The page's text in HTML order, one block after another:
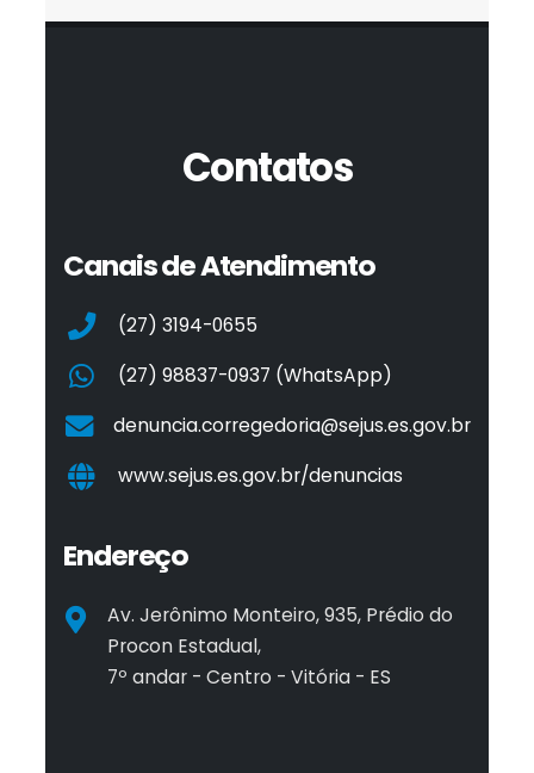
Contatos
Canais de Atendimento
(27) 3194-0655
(27) 98837-0937 (WhatsApp)
denuncia.corregedoria@sejus.es.gov.br
www.sejus.es.gov.br/denuncias
Endereço
Av. Jerônimo Monteiro, 935, Prédio do
Procon Estadual,
7º andar - Centro - Vitória - ES